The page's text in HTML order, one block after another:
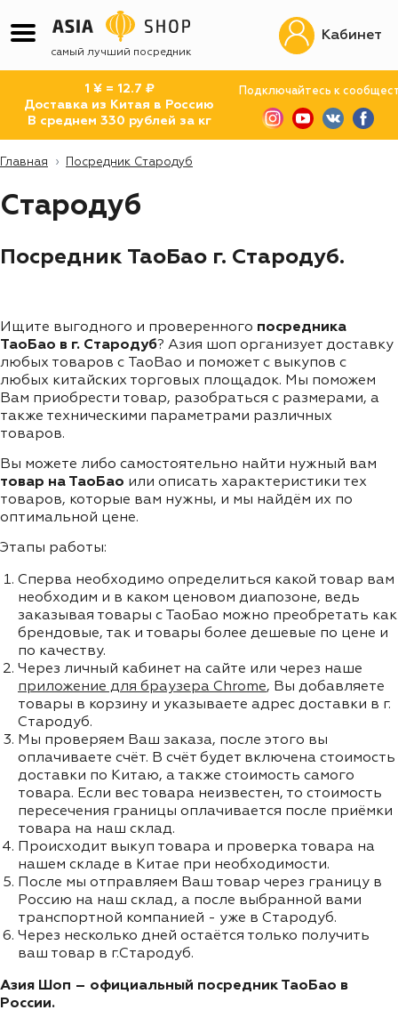
самый лучший посредник
1 ¥ = 12.7 ₽
Доставка из Китая в Россию
В среднем 330 рублей за кг
Подключайтесь к
Кабинет
Главная Посредник Стародуб
Стародуб
Посредник ТаоБао г. Стародуб.
Ищите выгодного и проверенного посредника
ТаоБао в г. Стародуб? Азия шоп организует доставку
любых товаров с TaoBao и поможет с выкупов с
любых китайских торговых площадок. Мы поможем
Вам приобрести товар, разобраться с размерами, а
также техническими параметрами различных
товаров.
Вы можете либо самостоятельно найти нужный вам
товар на ТаоБао или описать характеристики тех
товаров, которые вам нужны, и мы найдём их по
оптимальной цене.
Этапы работы:
Сперва необходимо определиться какой товар вам
необходим и в каком ценовом диапозоне, ведь
заказывая товары с ТаоБао можно преобретать как
брендовые, так и товары более дешевые по цене и
по качеству.
Через личный кабинет на сайте или через наше
приложение для браузера Chrome, Вы добавляете
товары в корзину и указываете адрес доставки в г.
Стародуб.
Мы проверяем Ваш заказа, после этого вы
оплачиваете счёт. В счёт будет включена стоимость
доставки по Китаю, а также стоимость самого
товара. Если вес товара неизвестен, то стоимость
пересечения границы оплачивается после приёмки
товара на наш склад.
Происходит выкуп товара и проверка товара на
нашем складе в Китае при необходимости.
После мы отправляем Ваш товар через границу в
Россию на наш склад, а после выбранной вами
транспортной компанией - уже в Стародуб.
Через несколько дней остаётся только получить
ваш товар в г.Стародуб.
Азия Шоп – официальный посредник ТаоБао в
России.